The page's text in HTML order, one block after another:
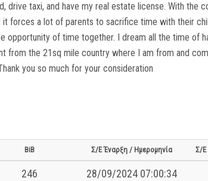
drive taxi, and have my real estate license. With the
it forces a lot of parents to sacrifice time with their
opportunity of time together. I dream all the time of
from the 21sq mile country where I am from and
you so much for your consideration
BiB Σ/Ε Έναρξη / Ημερομηνία Σ/Ε
246
28/09/2024 07:00:34